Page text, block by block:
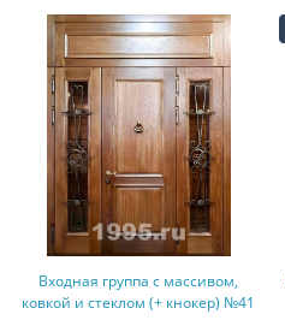
Входная группа с массивом,
ковкой и стеклом (+ кнокер) №41